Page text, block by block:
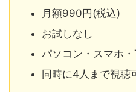
月額990円(税込)
お試しなし
パソコン・スマホ
同時に4人まで視聴